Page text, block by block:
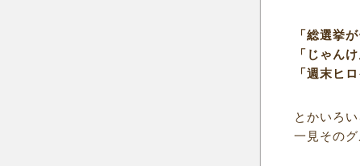
「総選挙が
「じゃん
「週末ヒ
とかいろ
一見その